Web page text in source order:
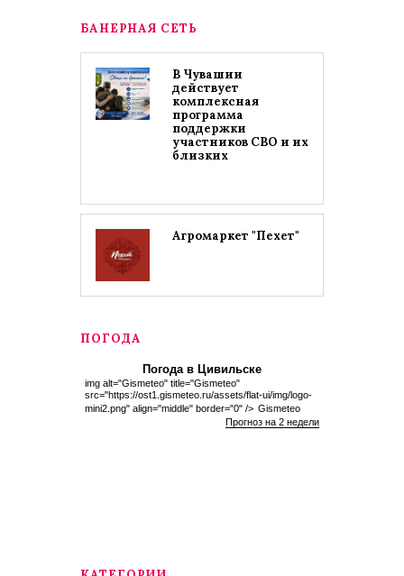
БАНЕРНАЯ СЕТЬ
В Чувашии
действует
комплексная
программа
поддержки
участников СВО и их
близких
Агромаркет "Пехет"
ПОГОДА
Погода в Цивильске
img alt="Gismeteo" title="Gismeteo"
src="https://ost1.gismeteo.ru/assets/flat-ui/img/logo-
mini2.png" align="middle" border="0" /> Gismeteo
Прогноз на 2 недели